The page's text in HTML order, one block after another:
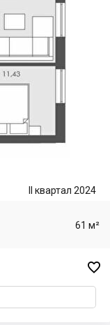
II квартал 2024
61 м²
